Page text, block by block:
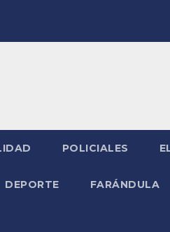
POLICIALES
DEPORTE FARÁNDULA